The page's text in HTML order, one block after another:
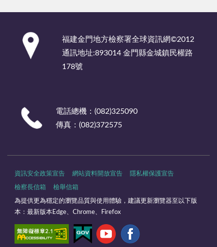
福建金門地方檢察署全球資訊網©2012
通訊地址:893014 金門縣金城鎮民權路
178號
電話總機：(082)325090
傳真：(082)372575
資訊安全政策宣告 網站資料開放宣告 隱私權保護宣告
檢察長信箱 檢舉信箱
為提供更為穩定的瀏覽品質與使用體驗，建議更新瀏覽器至以下版
本：最新版本Edge、Chrome、Firefox